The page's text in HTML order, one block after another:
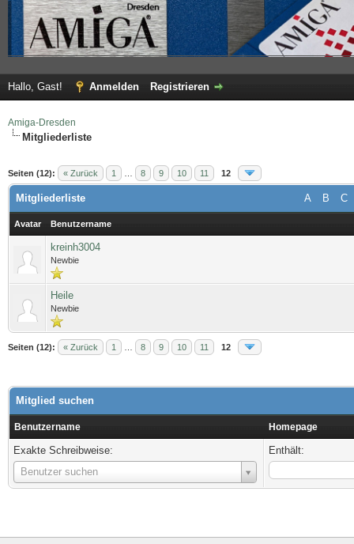
Hallo, Gast! Anmelden Registrieren
Amiga-Dresden
Mitgliederliste
Seiten (12): « Zurück 1 8 9 10 11 12
A B C
Mitgliederliste
Avatar Benutzername
kreinh3004
Newbie
Heile
Newbie
Seiten (12): « Zurück 1 8 9 10 11 12
Mitglied suchen
Benutzername Homepage
Exakte Schreibweise:
Benutzer suchen
Benutzername
Enthält: